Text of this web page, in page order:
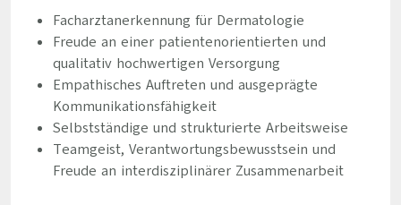
Facharztanerkennung für Dermatologie
Freude an einer patientenorientierten und
qualitativ hochwertigen Versorgung
Empathisches Auftreten und ausgeprägte
Kommunikationsfähigkeit
Selbstständige und strukturierte Arbeitsweise
Teamgeist, Verantwortungsbewusstsein und
Freude an interdisziplinärer Zusammenarbeit